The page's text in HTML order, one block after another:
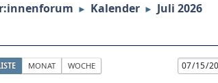
► Kalender ► Juli 2026
MONAT WOCHE